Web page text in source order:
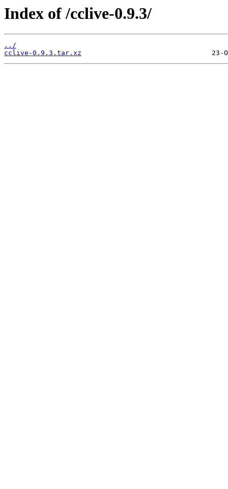
Index of /cclive-0.9.3/
../
cclive-0.9.3.tar.xz